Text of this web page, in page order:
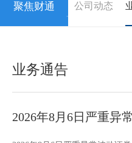
聚焦财通 公司动态
业务通告
2026年8月6日严重异